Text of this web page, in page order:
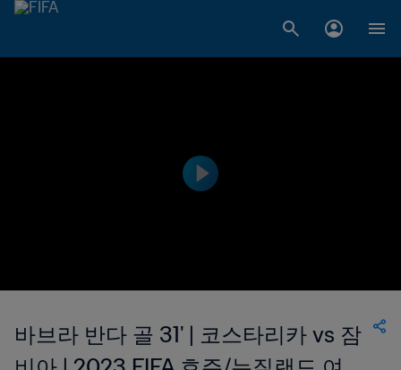
바브라 반다 골 31' | 코스타리카 vs 잠